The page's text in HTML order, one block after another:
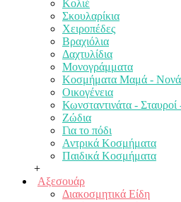
Κολιέ
Σκουλαρίκια
Χειροπέδες
Βραχιόλια
Δαχτυλίδια
Μονογράμματα
Κοσμήματα Μαμά - Νονά
Οικογένεια
Κωνσταντινάτα - Σταυροί
Ζώδια
Για το πόδι
Αντρικά Κοσμήματα
Παιδικά Κοσμήματα
+
Αξεσουάρ
Διακοσμητικά Είδη